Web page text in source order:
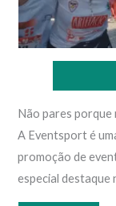
Não pares porque
A Eventsport é
promoção de
especial destaque